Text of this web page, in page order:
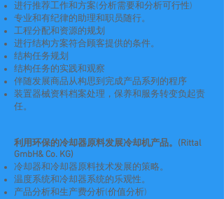
进行推荐工作和方案(分析需要和分析可行性)
专业和有纪律的助理和职员随行。
工程分配和资源的规划
进行结构方案符合顾客提供的条件。
结构任务规划
结构任务的实践和观察
伴随发展商品从构思到完成产品系列的程序
装置器械资料档案处理，保养和服务转变负起责
任。
利用环保的冷却器原料发展冷却机产品。(Rittal
GmbH& Co. KG)
冷却器和冷却器原料技术发展的策略。
温度系统和冷却器系统的乐观性。
产品分析和生产费分析(价值分析)